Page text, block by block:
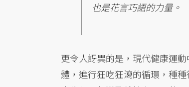
也是花言巧語的力量。
更令人訝異的是，現代健康運
體，進行狂吃狂瀉的循環，種